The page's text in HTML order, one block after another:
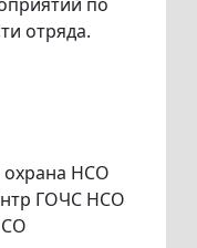
отряда.
охрана НСО
ГОЧС НСО